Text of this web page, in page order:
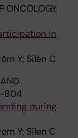
ONCOLOGY.
in
Y; Silén C
804
during
Y; Silen C